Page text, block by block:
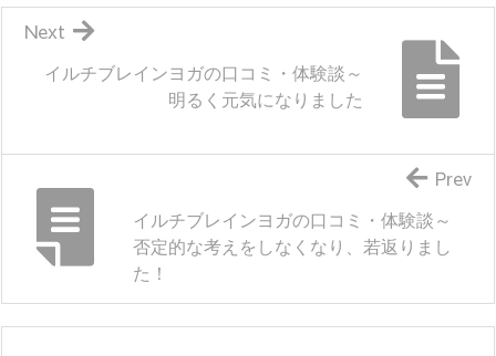
イルチブレインヨガの口コミ・体験談～
明るく元気になりました
Next
イルチブレインヨガの口コミ・体験談～
否定的な考えをしなくなり、若返りまし
た！
Prev